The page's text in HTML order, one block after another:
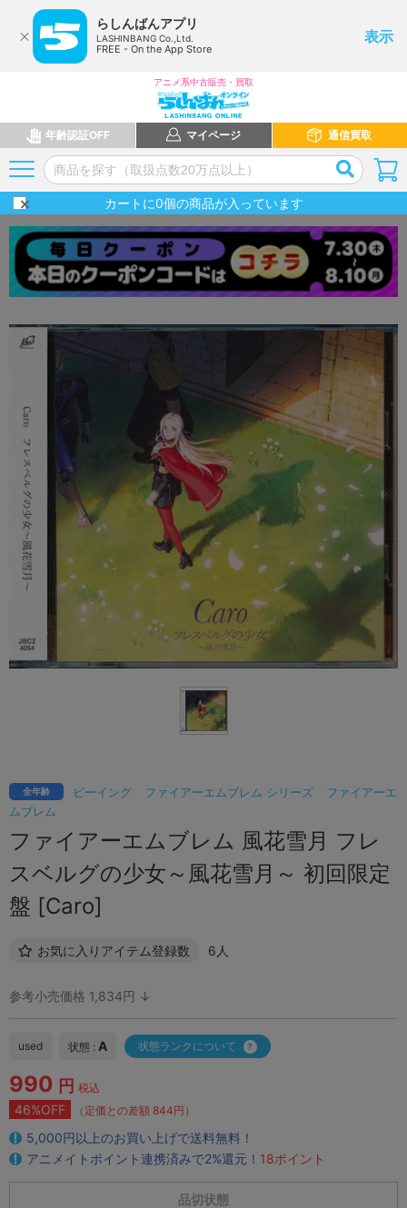
らしんばんアプリ
LASHINBANG Co.,Ltd.
FREE - On the App Store
表示
アニメ系中古販売・買取
年齢認証OFF マイページ 通信買取
カートに0個の商品が入っています
ビーイング ファイアーエムブレム シリーズ
ファイアーエ
ムブレム
全年齢
ファイアーエムブレム 風花雪月 フレ
スベルグの少女～風花雪月～ 初回限定
盤 [Caro]
お気に入りアイテム登録数 6人
参考小売価格 1,834円 ↓
used 状態 : A 状態ランクについて
990 円 税込
46%OFF （定価との差額 844円）
5,000円以上のお買い上げで送料無料！
アニメイトポイント連携済みで2%還元！ 18ポイント
品切状態